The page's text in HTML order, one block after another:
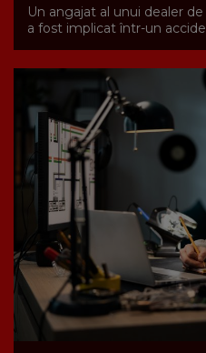
Un angajat al unui dealer
a fost implicat într-un